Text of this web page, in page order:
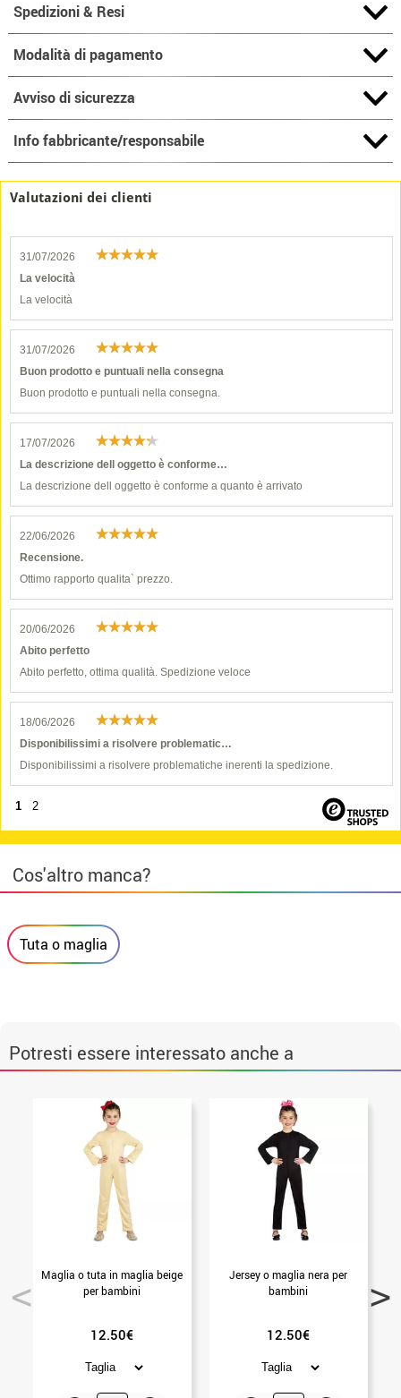
Spedizioni & Resi
Modalità di pagamento
Avviso di sicurezza
Info fabbricante/responsabile
Valutazioni dei clienti
31/07/2026
La velocità
La velocità
31/07/2026
Buon prodotto e puntuali nella consegna
Buon prodotto e puntuali nella consegna.
17/07/2026
La descrizione dell oggetto è conforme…
La descrizione dell oggetto è conforme a quanto è arrivato
22/06/2026
Recensione.
Ottimo rapporto qualita` prezzo.
20/06/2026
Abito perfetto
Abito perfetto, ottima qualità. Spedizione veloce
18/06/2026
Disponibilissimi a risolvere problematic…
Disponibilissimi a risolvere problematiche inerenti la spedizione.
1 2
Cos'altro manca?
Tuta o maglia
Potresti essere interessato anche a
Maglia o tuta in maglia beige
per bambini
12.50€
Jersey o maglia nera per
bambini
12.50€